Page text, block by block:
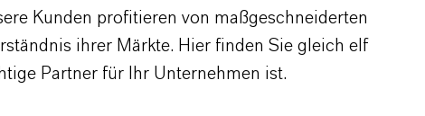
Kunden profitieren von maßgeschneiderten
ihrer Märkte. Hier finden Sie gleich elf
Partner für Ihr Unternehmen ist.